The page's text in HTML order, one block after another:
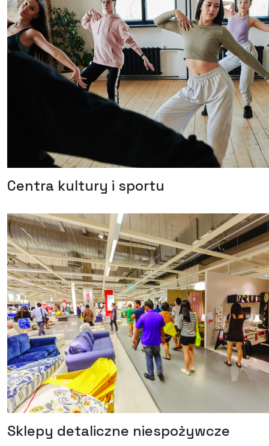
Centra kultury i sportu
Sklepy detaliczne niespożywcze